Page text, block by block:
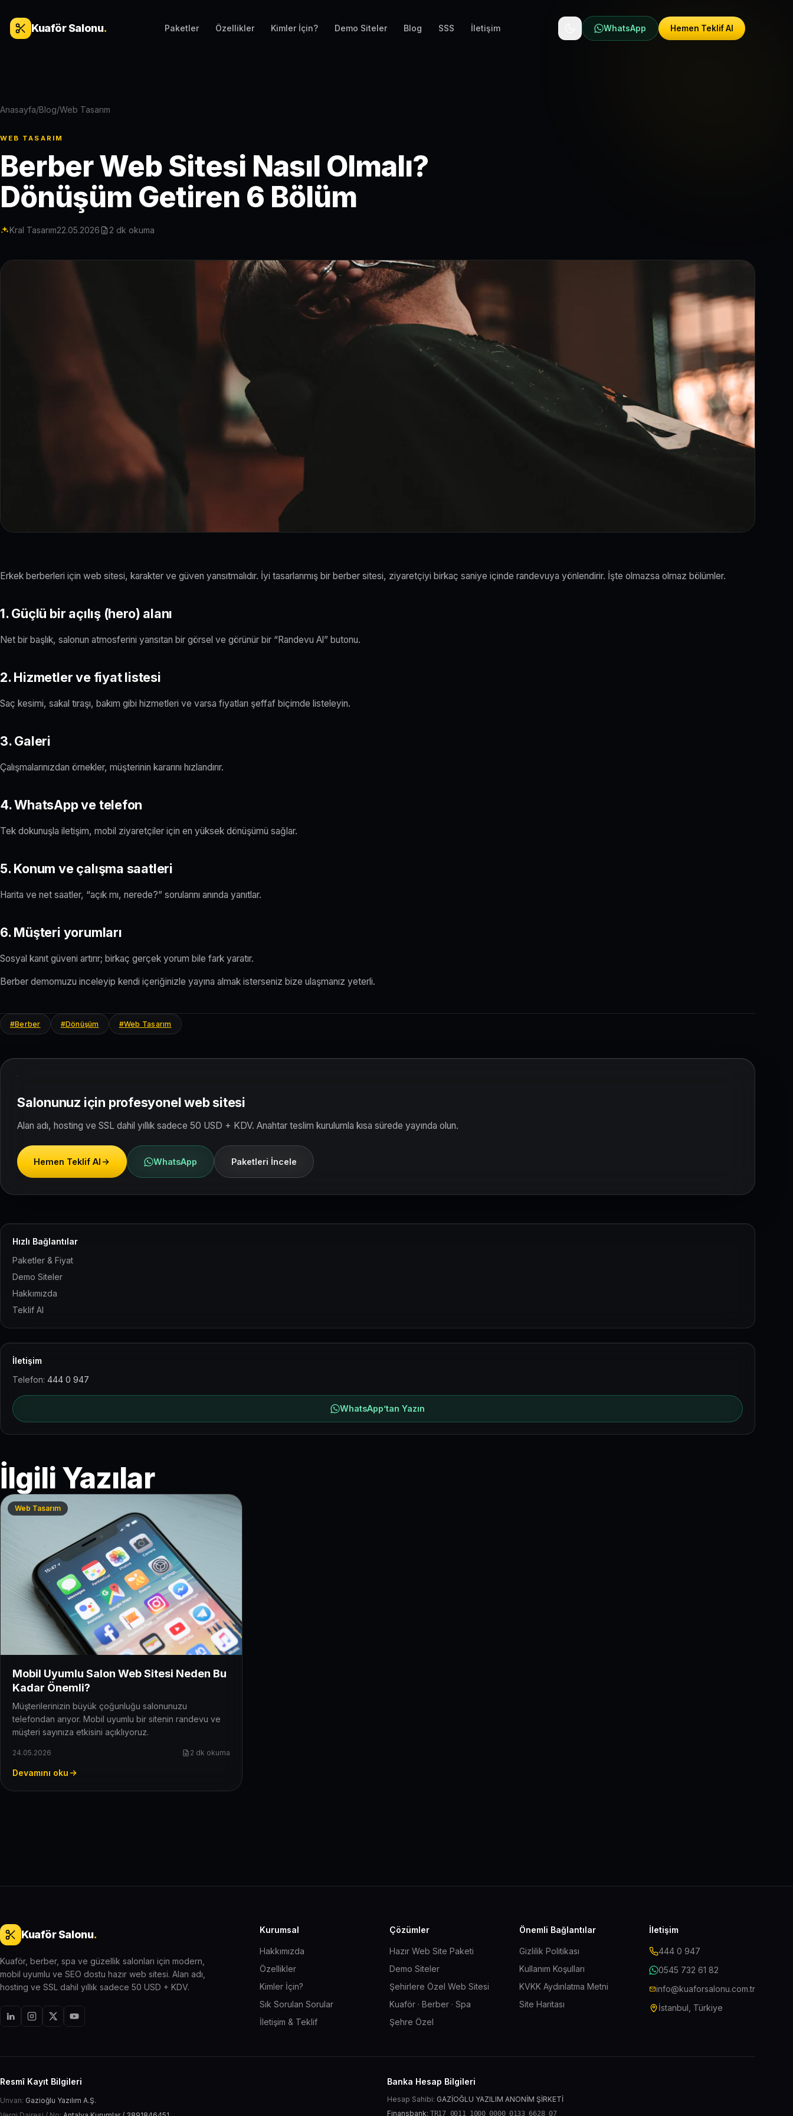
Kuaför Salonu. Paketler Özellikler Kimler İçin? Demo Siteler Blog SSS İletişim WhatsApp Hemen Teklif Al
Anasayfa/Blog/Web Tasarım
WEB TASARIM
Berber Web Sitesi Nasıl Olmalı?
Dönüşüm Getiren 6 Bölüm
Kral Tasarım22.05.2026 2 dk okuma
Erkek berberleri için web sitesi, karakter ve güven yansıtmalıdır. İyi tasarlanmış bir berber sitesi, ziyaretçiyi birkaç saniye içinde randevuya yönlendirir. İşte olmazsa olmaz bölümler.
1. Güçlü bir açılış (hero) alanı
Net bir başlık, salonun atmosferini yansıtan bir görsel ve görünür bir “Randevu Al” butonu.
2. Hizmetler ve fiyat listesi
Saç kesimi, sakal tıraşı, bakım gibi hizmetleri ve varsa fiyatları şeffaf biçimde listeleyin.
3. Galeri
Çalışmalarınızdan örnekler, müşterinin kararını hızlandırır.
4. WhatsApp ve telefon
Tek dokunuşla iletişim, mobil ziyaretçiler için en yüksek dönüşümü sağlar.
5. Konum ve çalışma saatleri
Harita ve net saatler, “açık mı, nerede?” sorularını anında yanıtlar.
6. Müşteri yorumları
Sosyal kanıt güveni artırır; birkaç gerçek yorum bile fark yaratır.
Berber demomuzu inceleyip kendi içeriğinizle yayına almak isterseniz bize ulaşmanız yeterli.
#Berber #Dönüşüm #Web Tasarım
Salonunuz için profesyonel web sitesi
Alan adı, hosting ve SSL dahil yıllık sadece 50 USD + KDV. Anahtar teslim kurulumla kısa sürede yayında olun.
Hemen Teklif Al WhatsApp Paketleri İncele
Hızlı Bağlantılar
Paketler & Fiyat
Demo Siteler
Hakkımızda
Teklif Al
İletişim
Telefon: 444 0 947
WhatsApp’tan Yazın
İlgili Yazılar
Web Tasarım
Mobil Uyumlu Salon Web Sitesi Neden Bu
Kadar Önemli?
Müşterilerinizin büyük çoğunluğu salonunuzu
telefondan arıyor. Mobil uyumlu bir sitenin randevu ve
müşteri sayınıza etkisini açıklıyoruz.
24.05.2026 2 dk okuma
Devamını oku
Kuaför Salonu.
Kuaför, berber, spa ve güzellik salonları için modern,
mobil uyumlu ve SEO dostu hazır web sitesi. Alan adı,
hosting ve SSL dahil yıllık sadece 50 USD + KDV.
Kurumsal
Hakkımızda
Özellikler
Kimler İçin?
Sık Sorulan Sorular
İletişim & Teklif
Çözümler
Hazır Web Site Paketi
Demo Siteler
Şehirlere Özel Web Sitesi
Kuaför · Berber · Spa
Şehre Özel
Önemli Bağlantılar
Gizlilik Politikası
Kullanım Koşulları
KVKK Aydınlatma Metni
Site Haritası
İletişim
444 0 947
0545 732 61 82
info@kuaforsalonu.com.tr
İstanbul, Türkiye
Resmî Kayıt Bilgileri
Unvan: Gazioğlu Yazılım A.Ş.
Banka Hesap Bilgileri
Hesap Sahibi: GAZİOĞLU YAZILIM ANONİM ŞİRKETİ
Finansbank: TR17 0011 1000 0000 0133 6628 07